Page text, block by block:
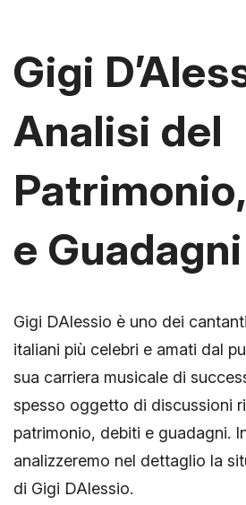
Gigi
Analisi del
e Guadagni
Gigi DAlessio è uno dei
italiani più celebri e amati dal
sua carriera musicale di
spesso oggetto di discussioni
patrimonio, debiti e guadagni.
analizzeremo nel dettaglio la
di Gigi DAlessio.